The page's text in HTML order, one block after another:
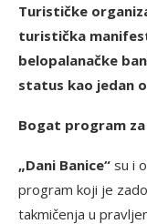
Turističke
turistička
belopalanačke
status kao jedan
Bogat program
„Dani Banice“ su i
program koji je
takmičenja u